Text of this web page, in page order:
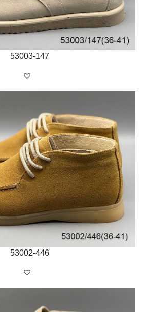
53003-147
53002-446
м. Бровари
Москаленка, 18-а
(04594) 6-70-27
9:00 - 17:00
9:00 - 17:00
9:00 - 17:00
9:00 - 17:00
9:00 - 17:00